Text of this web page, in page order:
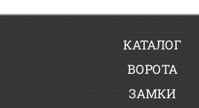
КАТАЛОГ
ВОРОТА
ЗАМКИ